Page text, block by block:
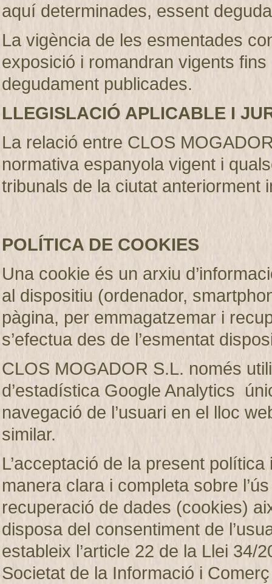
aquí determinades, essent
La vigència de les esmentades
exposició i romandran vigents
degudament publicades.
LLEGISLACIÓ APLICABLE I
La relació entre CLOS
normativa espanyola vigent i
tribunals de la ciutat anteriorment
POLÍTICA DE COOKIES
Una cookie és un arxiu
al dispositiu (ordenador,
pàgina, per emmagatzemar i
s’efectua des de l’esmentat
CLOS MOGADOR S.L. només
d’estadística Google Analytics
navegació de l’usuari en el lloc
similar.
L’acceptació de la present
manera clara i completa sobre
recuperació de dades (cookies)
disposa del consentiment de
estableix l’article 22 de la Llei 34/
Societat de la Informació i